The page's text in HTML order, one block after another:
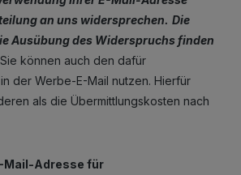
an uns widersprechen. Die
Ausübung des Widerspruchs finden
Sie können auch den dafür
der Werbe-E-Mail nutzen. Hierfür
als die Übermittlungskosten nach
Mail-Adresse für